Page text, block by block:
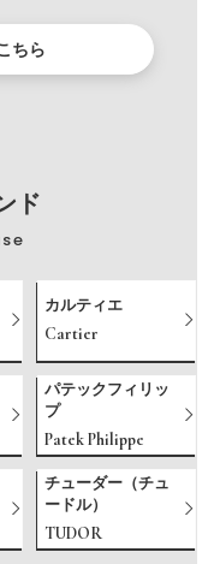
ちら
ド
カルティエ
Cartier
パテックフィリッ
プ
Patek Philippe
チューダー（チュ
ードル）
TUDOR